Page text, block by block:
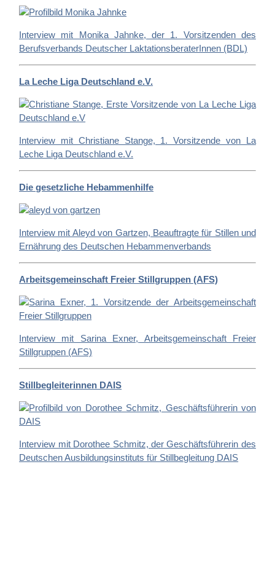
Interview mit Monika Jahnke, der 1. Vorsitzenden des
Berufsverbands Deutscher LaktationsberaterInnen (BDL)
La Leche Liga Deutschland e.V.
Interview mit Christiane Stange, 1. Vorsitzende von La
Leche Liga Deutschland e.V.
Die gesetzliche Hebammenhilfe
Interview mit Aleyd von Gartzen, Beauftragte für Stillen und
Ernährung des Deutschen Hebammenverbands
Arbeitsgemeinschaft Freier Stillgruppen (AFS)
Interview mit Sarina Exner, Arbeitsgemeinschaft Freier
Stillgruppen (AFS)
Stillbegleiterinnen DAIS
Interview mit Dorothee Schmitz, der Geschäftsführerin des
Deutschen Ausbildungsinstituts für Stillbegleitung DAIS